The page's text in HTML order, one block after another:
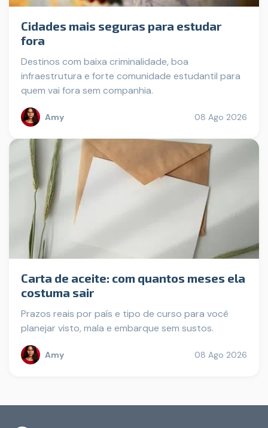
Cidades mais seguras para estudar
fora
Destinos com baixa criminalidade, boa
infraestrutura e forte comunidade estudantil para
quem vai fora sem companhia.
Amy 08 Ago 2026
Carta de aceite: com quantos meses ela
costuma sair
Prazos reais por país e tipo de curso para você
planejar visto, mala e embarque sem sustos.
Amy 08 Ago 2026